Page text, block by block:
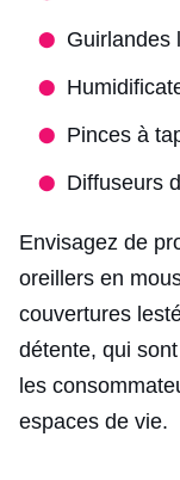
Guirlandes
Pinces à
Diffuseurs
Envisagez de
oreillers en
couvertures
détente, qui
les
espaces de vie.